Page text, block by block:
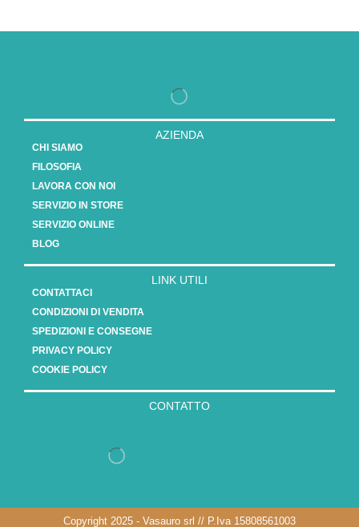
AZIENDA
CHI SIAMO
FILOSOFIA
LAVORA CON NOI
SERVIZIO IN STORE
SERVIZIO ONLINE
BLOG
LINK UTILI
CONTATTACI
CONDIZIONI DI VENDITA
SPEDIZIONI E CONSEGNE
PRIVACY POLICY
COOKIE POLICY
CONTATTO
Copyright 2025 - Vasauro srl // P.Iva 15808561003